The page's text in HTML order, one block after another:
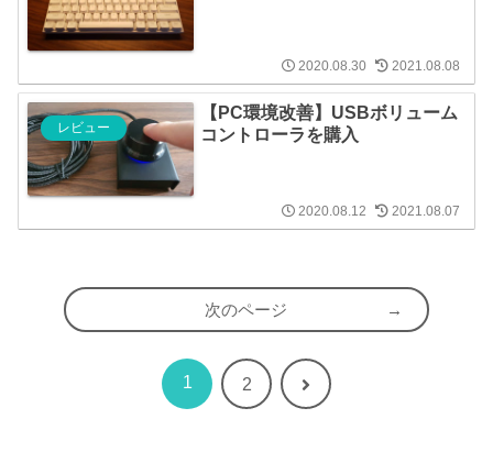
2020.08.30 2021.08.08
レビュー
【PC環境改善】USBボリューム
コントローラを購入
2020.08.12 2021.08.07
次のページ
1 2 次